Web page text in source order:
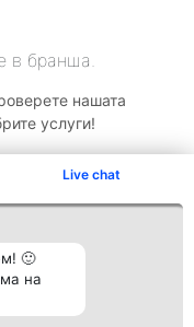
Live chat
🙂
на
в бранша.
нашата
услуги!